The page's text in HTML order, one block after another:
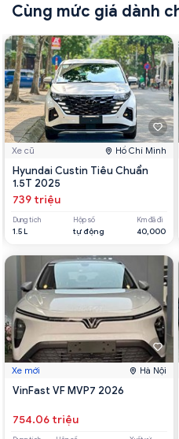
Cùng mức giá dành
Xe cũ Hồ Chí Minh
Hyundai Custin Tiêu Chuẩn
1.5T 2025
739 triệu
Dung tích
1.5 L
Hộp số
tự động
Km đã đi
40,000
Xe mới Hà Nội
VinFast VF MVP7 2026
754.06 triệu